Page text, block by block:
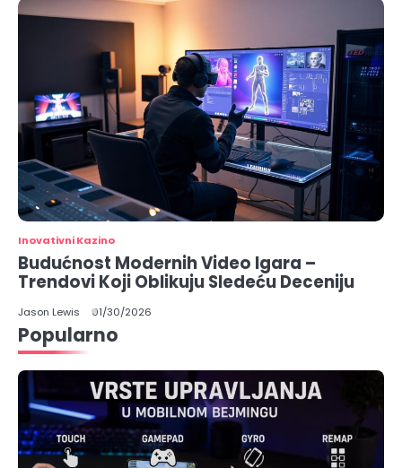
Inovativni Kazino
Budućnost Modernih Video Igara –
Trendovi Koji Oblikuju Sledeću Deceniju
Jason Lewis 01/30/2026
Popularno